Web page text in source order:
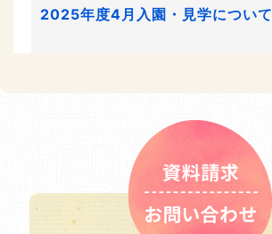
2025年度4月入園・見学について